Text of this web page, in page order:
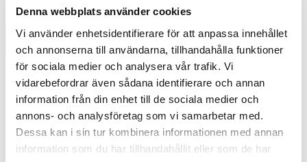
Denna webbplats använder cookies
Vi använder enhetsidentifierare för att anpassa innehållet
och annonserna till användarna, tillhandahålla funktioner
för sociala medier och analysera vår trafik. Vi
vidarebefordrar även sådana identifierare och annan
information från din enhet till de sociala medier och
annons- och analysföretag som vi samarbetar med.
Dessa kan i sin tur kombinera informationen med annan
information som du har tillhandahållit eller som de har
Macro Design Spegel med
Rampbelysning LED
(800/Standard)
4 610 kr /st6 145 kr /st
Macro Design Spegel med
Rampbelysning LED
(450/Standard)
3 965 kr/st5 285 kr /st